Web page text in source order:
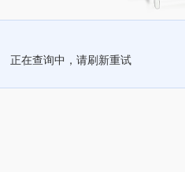
正在查询中，请刷新重试